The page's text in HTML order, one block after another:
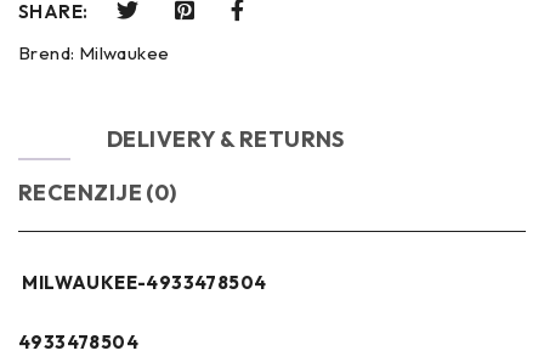
SHARE:
Brend: Milwaukee
DELIVERY & RETURNS
RECENZIJE (0)
MILWAUKEE-4933478504
4933478504